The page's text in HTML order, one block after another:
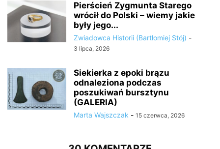
Pierścień Zygmunta Starego
wrócił do Polski – wiemy jakie
były jego...
Zwiadowca Historii (Bartłomiej Stój) -
3 lipca, 2026
Siekierka z epoki brązu
odnaleziona podczas
poszukiwań bursztynu
(GALERIA)
Marta Wajszczak - 15 czerwca, 2026